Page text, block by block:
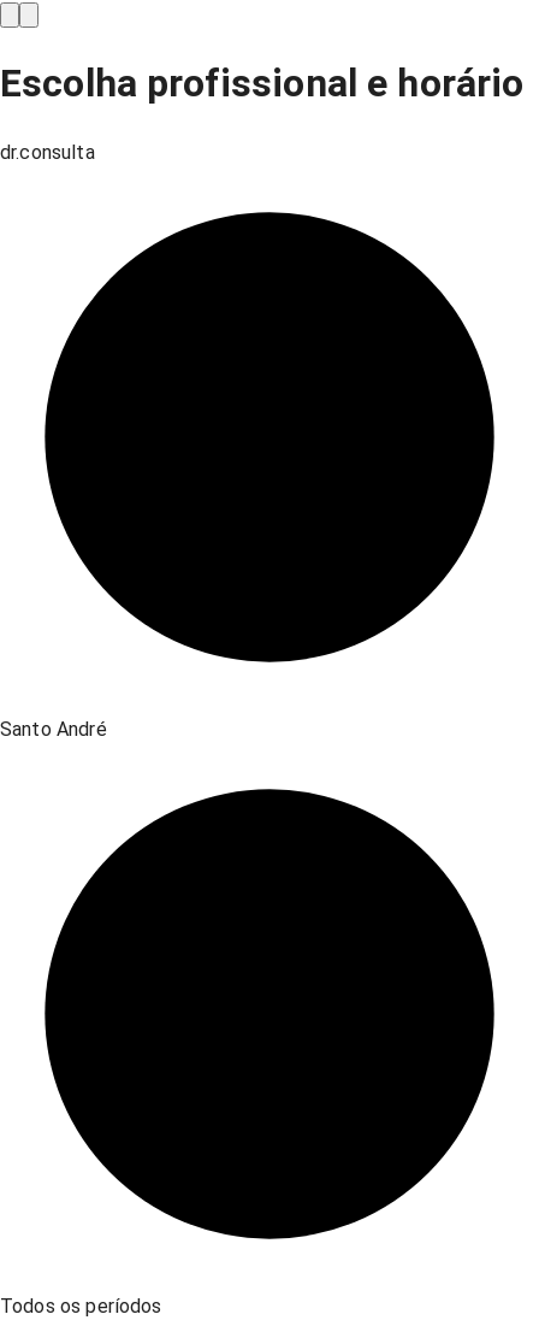
Escolha profissional e horário
dr.consulta
Santo André
Todos os períodos